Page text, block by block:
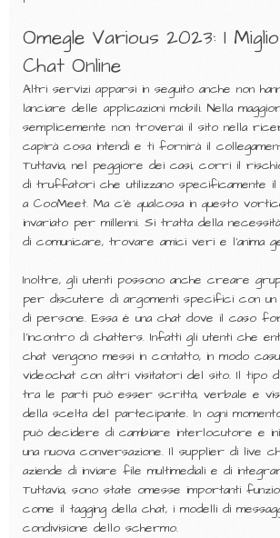
Omegle Various 2023: I
Chat Online
Altri servizi apparsi in seguito anche non
lanciare delle applicazioni mobili. Nella
semplicemente non troverai il sito nella
capirà cosa intendi e ti fornirà il
Tuttavia, nel peggiore dei casi, corri il
di truffatori che utilizzano specificamente il
a CooMeet. Ma c’è qualcosa in questo
invariato per millenni. Si tratta della
di comunicare, trovare amici veri e l’anima
Inoltre, gli utenti possono anche creare
per discutere di argomenti specifici con
di persone. Essa è una chat dove il caso
l’incontro di chatters. Infatti gli utenti che
chat vengono messi in contatto, in modo
videochat con altri visitatori del sito. Il tipo
tra le parti può esser scritta, verbale e
della scelta del partecipante. In ogni
può decidere di cambiare interlocutore e
una nuova conversazione. Il supplier di live
aziende di inviare file multimediali e di
Tuttavia, sono state omesse importanti
come il tagging della chat, i modelli di
condivisione dello schermo.